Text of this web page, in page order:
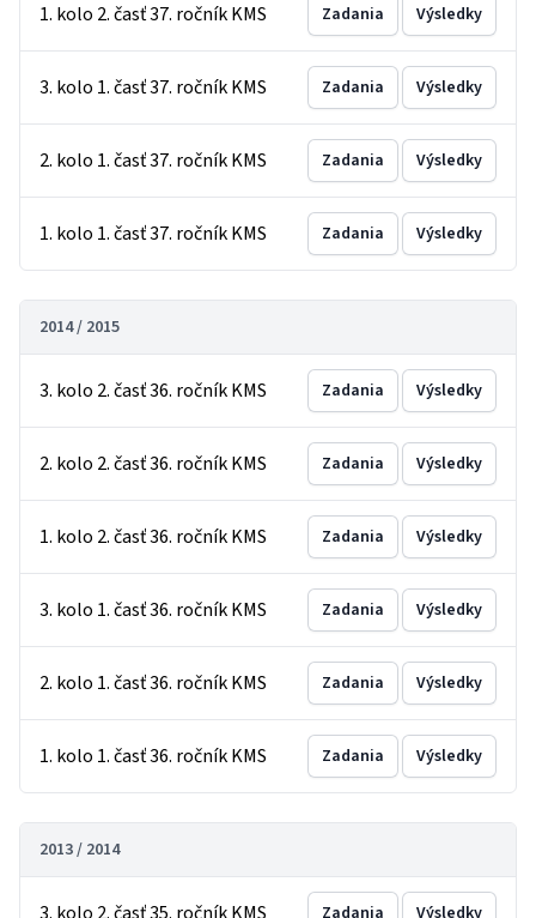
1. kolo 2. časť 37. ročník KMS Zadania Výsledky
3. kolo 1. časť 37. ročník KMS Zadania Výsledky
2. kolo 1. časť 37. ročník KMS Zadania Výsledky
1. kolo 1. časť 37. ročník KMS Zadania Výsledky
2014 / 2015
3. kolo 2. časť 36. ročník KMS Zadania Výsledky
2. kolo 2. časť 36. ročník KMS Zadania Výsledky
1. kolo 2. časť 36. ročník KMS Zadania Výsledky
3. kolo 1. časť 36. ročník KMS Zadania Výsledky
2. kolo 1. časť 36. ročník KMS Zadania Výsledky
1. kolo 1. časť 36. ročník KMS Zadania Výsledky
2013 / 2014
Zadania Výsledky